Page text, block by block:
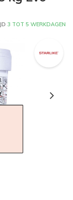
3 TOT 5 WERKDAGEN